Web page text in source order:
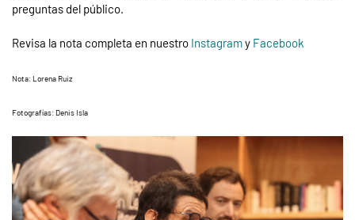
preguntas del público.
Revisa la nota completa en nuestro Instagramy Facebook
Nota: Lorena Ruiz
Fotografías: Denis Isla